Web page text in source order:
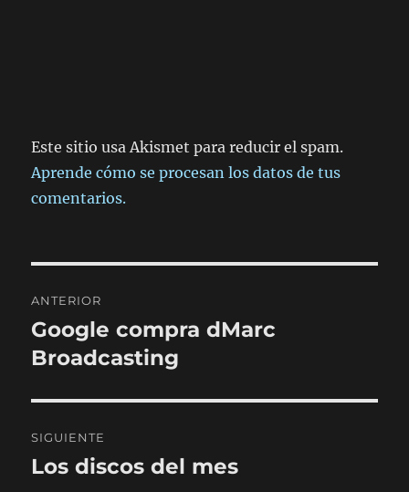
Este sitio usa Akismet para reducir el spam.
Aprende cómo se procesan los datos de tus
comentarios.
de
entradas
ANTERIOR
Entrada
anterior:
Google compra dMarc
Broadcasting
SIGUIENTE
Entrada
Los discos del mes